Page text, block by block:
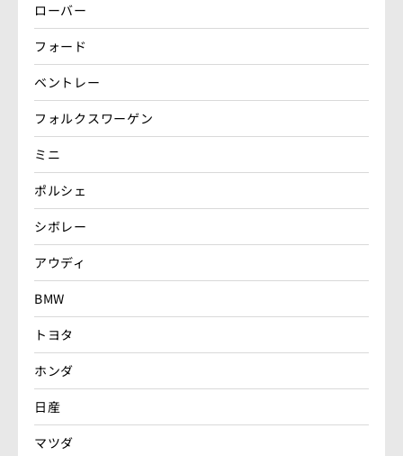
ローバー
フォード
ベントレー
フォルクスワーゲン
ミニ
ポルシェ
シボレー
アウディ
BMW
トヨタ
ホンダ
日産
マツダ